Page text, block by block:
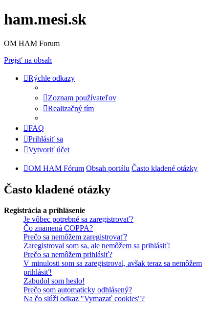
ham.mesi.sk
OM HAM Forum
Prejsť na obsah
Rýchle odkazy
Zoznam používateľov
Realizačný tím
FAQ
Prihlásiť sa
Vytvoriť účet
OM HAM Fórum Obsah portálu Často kladené otázky
Často kladené otázky
Registrácia a prihlásenie
Je vôbec potrebné sa zaregistrovať?
Čo znamená COPPA?
Prečo sa nemôžem zaregistrovať?
Zaregistroval som sa, ale nemôžem sa prihlásiť!
Prečo sa nemôžem prihlásiť?
V minulosti som sa zaregistroval, avšak teraz sa nemôžem
prihlásiť!
Zabudol som heslo!
Prečo som automaticky odhlásený?
Na čo slúži odkaz "Vymazať cookies"?